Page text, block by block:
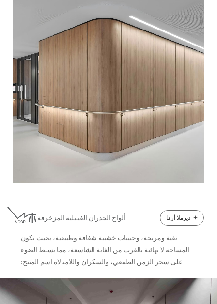
بأيونات الفضة. ●تقضي هذه التركيبة بشكل فعال على الكائنات
الحية الدقيقة المسببة للأمراض - بما في ذلك الفطريات،
الإشريكية القولونية ، المكورات العنقودية الذهبية ، والعفن - الذي
يتلامس مع السطح، مع بقاء الفعالية المضادة للبكتيريا ثابتة طوال
دورة حياة المادة. ●تم تصميمه كـ ألواح حائط من الفينيل الصلب ،
فهو يوفر قوة حماية الجدار و مقاومة عالية التأثير مما يجعلها
مناسبة لتطبيقات مثل ألواح الجدران الداخلية للفنادق ، ألواح
جدارية جلدية ثلاثية الأبعاد ، ألواح جدارية من الذهب الكربوني ، و
لوحات جدارية بتصميم عصري . ●بالإضافة إلى ذلك، ضد للماء ،
مقاوم للحريق ، عازل للصوت ، و امتصاص الصوت الخصائص،
جنبا إلى جنب مع المتخصصة أنظمة حماية الأبواب والجدران IPC ،
مما يجعلها مثالية للبيئات الصعبة مثل المستشفيات، حيث النظافة
ورق جدران صلب لتغطية الجدران
ألواح الجدران الفينيلية المزخرفة ديزملا أرقا +
نقية ومريحة، وحبيبات خشبية شفافة وطبيعية، بحيث تكون
المساحة لا نهائية بالقرب من الغابة الشاسعة، مما يسلط الضوء
على سحر الزمن الطبيعي، والسكران واللامبالاة اسم المنتج:
لحماية الجدران هي منتجنا الأكثر رواجًا. صُممت لمقاومة فائقة
للصدمات، وتحافظ على جدرانك محميةً ومظهرها أنيقًا لسنوات